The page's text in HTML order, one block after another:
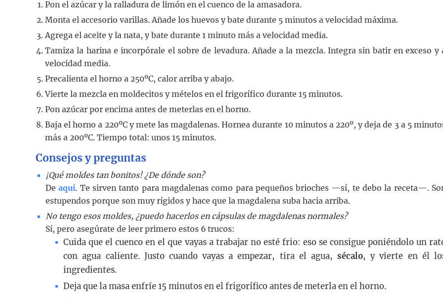
Pon el azúcar y la ralladura de limón en el cuenco de la amasadora.
Monta el accesorio varillas. Añade los huevos y bate durante 5 minutos a velocidad máxima.
Agrega el aceite y la nata, y bate durante 1 minuto más a velocidad media.
Tamiza la harina e incorpórale el sobre de levadura. Añade a la mezcla. Integra sin batir en exceso y
velocidad media.
Precalienta el horno a 250ºC, calor arriba y abajo.
Vierte la mezcla en moldecitos y mételos en el frigorífico durante 15 minutos.
Pon azúcar por encima antes de meterlas en el horno.
Baja el horno a 220ºC y mete las magdalenas. Hornea durante 10 minutos a 220º, y deja de 3 a 5
más a 200ºC. Tiempo total: unos 15 minutos.
Consejos y preguntas
¡Qué moldes tan bonitos! ¿De dónde son?
Deaquí. Te sirven tanto para magdalenas como para pequeños brioches —sí, te debo la receta—.
estupendos porque son muy rígidos y hace que la magdalena suba hacia arriba.
No tengo esos moldes, ¿puedo hacerlos en cápsulas de magdalenas normales?
Sí, pero asegúrate de leer primero estos 6 trucos:
Cuida que el cuenco en el que vayas a trabajar no esté frio: eso se consigue poniéndolo un
con agua caliente. Justo cuando vayas a empezar, tira el agua,sécalo, y vierte en él
ingredientes.
Deja que la masa enfríe 15 minutos en el frigorífico antes de meterla en el horno.